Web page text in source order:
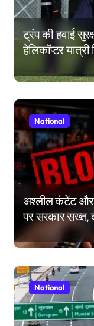
ट्रंप की हवाई
हेलिकॉप्टर
पहुंचा, FAA ने
National
अश्लील कंटेंट और
पर सरकार सख्त,
प्लेटफॉर्म किए ब्लॉक
National